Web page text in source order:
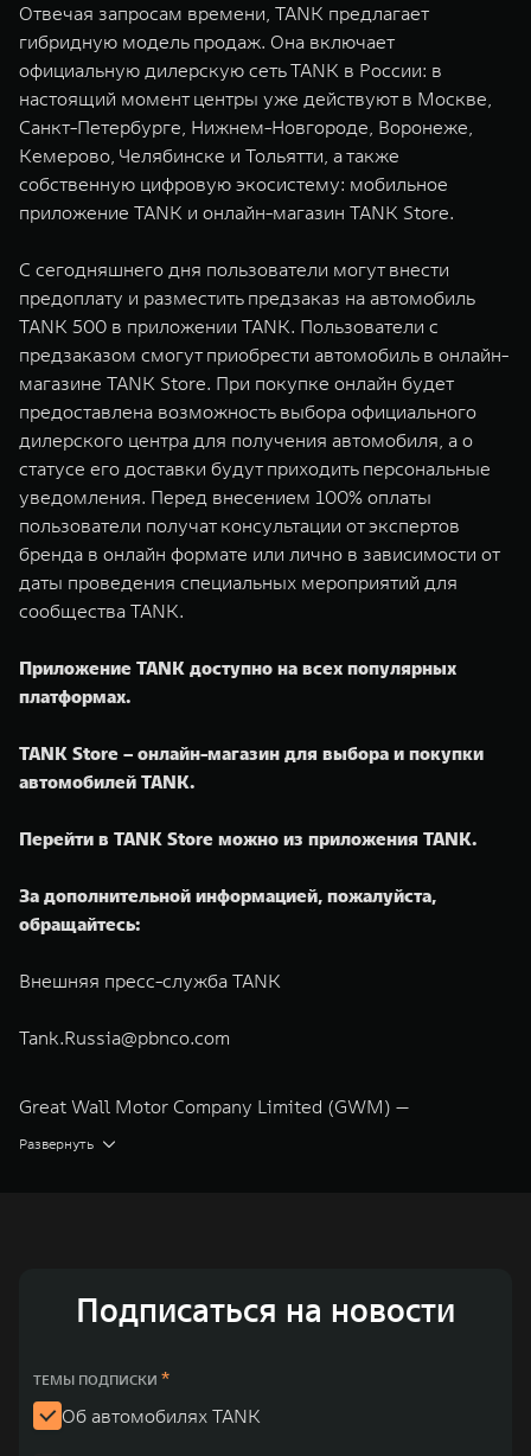
Отвечая запросам времени, TANK предлагает
гибридную модель продаж. Она включает
официальную дилерскую сеть TANK в России: в
настоящий момент центры уже действуют в Москве,
Санкт-Петербурге, Нижнем-Новгороде, Воронеже,
Кемерово, Челябинске и Тольятти, а также
собственную цифровую экосистему: мобильное
приложение TANK и онлайн-магазин TANK Store.
С сегодняшнего дня пользователи могут внести
предоплату и разместить предзаказ на автомобиль
TANK 500 в приложении TANK. Пользователи с
предзаказом смогут приобрести автомобиль в онлайн-
магазине TANK Store. При покупке онлайн будет
предоставлена возможность выбора официального
дилерского центра для получения автомобиля, а о
статусе его доставки будут приходить персональные
уведомления. Перед внесением 100% оплаты
пользователи получат консультации от экспертов
бренда в онлайн формате или лично в зависимости от
даты проведения специальных мероприятий для
сообщества TANK.
Приложение TANK доступно на всех популярных
платформах.
TANK Store – онлайн-магазин для выбора и покупки
автомобилей TANK.
Перейти в TANK Store можно из приложения TANK.
За дополнительной информацией, пожалуйста,
обращайтесь:
Внешняя пресс-служба TANK
Tank.Russia@pbnco.com
Great Wall Motor Company Limited (GWM) —
глобальный производитель внедорожников,
2011 годах соответственно. Сфера деятельности
исследования и разработки, производство, продажу и
обслуживание автомобилей и запчастей. Значительная
Развернуть
Подписаться на новости
ТЕМЫ ПОДПИСКИ *
Об автомобилях TANK